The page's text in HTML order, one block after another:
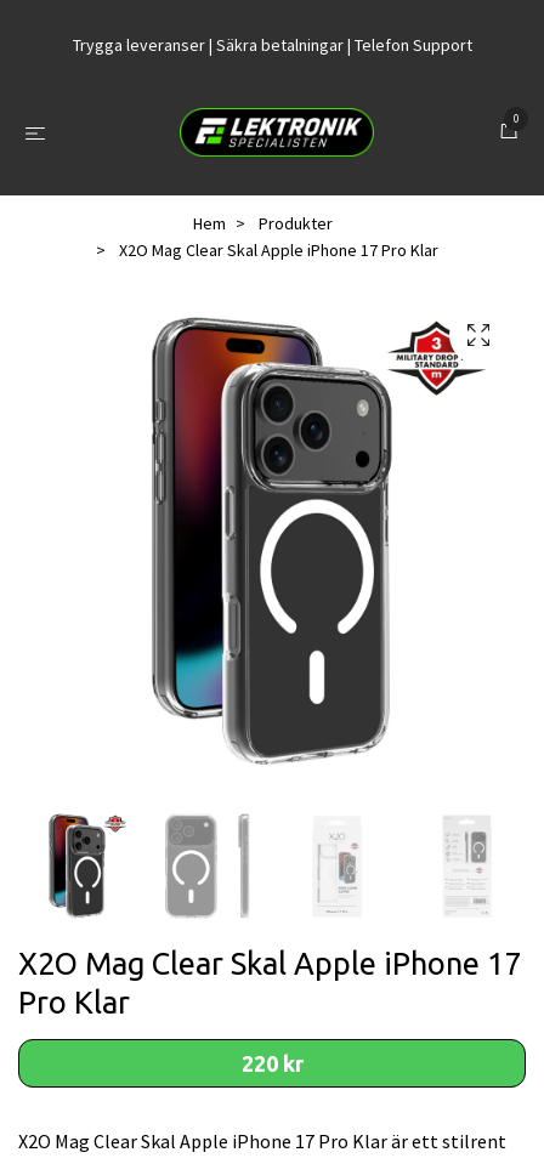
Trygga leveranser | Säkra betalningar | Telefon Support
0
Hem
Produkter
X2O Mag Clear Skal Apple iPhone 17 Pro Klar
X2O Mag Clear Skal Apple iPhone 17
Pro Klar
220 kr
X2O Mag Clear Skal Apple iPhone 17 Pro Klar är ett stilrent